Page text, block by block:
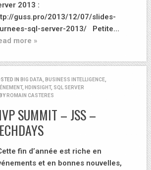
2013 :
guss.pro/2013/12/07/slides-
sql-server-2013/ Petite…
more »
IN BIG DATA BUSINESS INTELLIGENCE
, HDINSIGHT, SQL SERVER
BY ROMAIN CASTERES
SUMMIT – JSS –
fin d’année est riche en
et en bonnes nouvelles,